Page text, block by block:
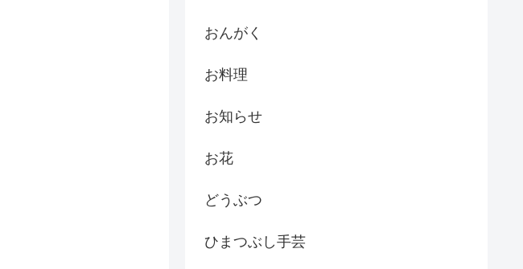
おんがく
お料理
お知らせ
お花
どうぶつ
ひまつぶし手芸